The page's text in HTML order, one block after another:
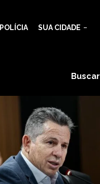
POLÍCIA SUA CIDADE
Buscar